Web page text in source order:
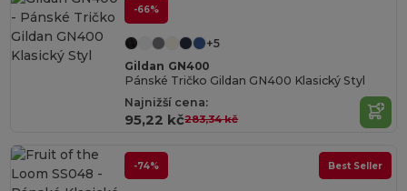
-66%
+5
Gildan GN400
Pánské Tričko Gildan GN400 Klasický Styl
Najnižší cena:
95,22 kč283,34 kč
-74% Best Seller